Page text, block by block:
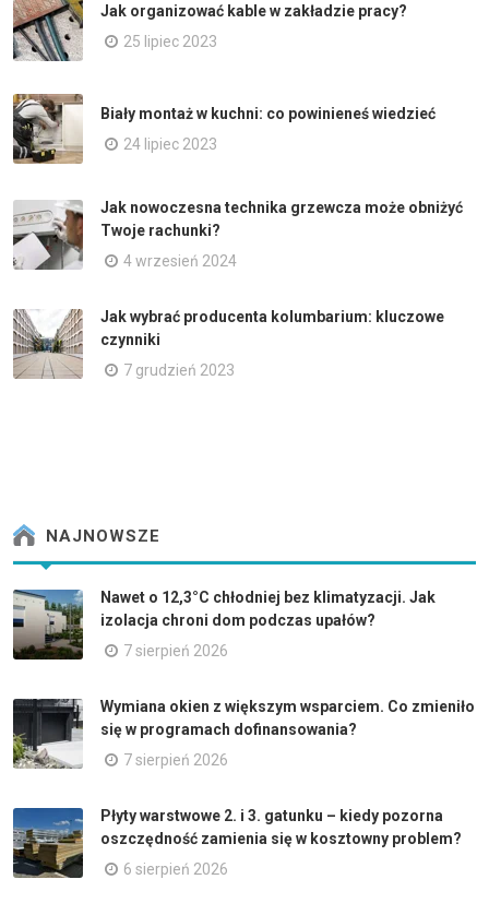
Jak organizować kable w zakładzie pracy?
25 lipiec 2023
Biały montaż w kuchni: co powinieneś wiedzieć
24 lipiec 2023
Jak nowoczesna technika grzewcza może obniżyć
Twoje rachunki?
4 wrzesień 2024
Jak wybrać producenta kolumbarium: kluczowe
czynniki
7 grudzień 2023
NAJNOWSZE
Nawet o 12,3°C chłodniej bez klimatyzacji. Jak
izolacja chroni dom podczas upałów?
7 sierpień 2026
Wymiana okien z większym wsparciem. Co zmieniło
się w programach dofinansowania?
7 sierpień 2026
Płyty warstwowe 2. i 3. gatunku – kiedy pozorna
oszczędność zamienia się w kosztowny problem?
6 sierpień 2026